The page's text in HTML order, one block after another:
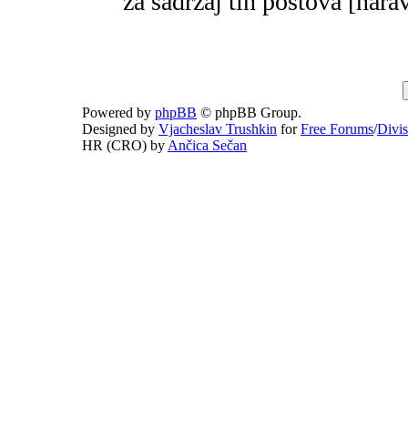
Powered by phpBB © phpBB Group.
Designed by Vjacheslav Trushkin forFree Forums/
HR (CRO) by Ančica Sečan